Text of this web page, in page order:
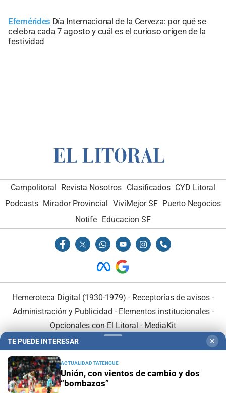
Efemérides Día Internacional de la Cerveza: por qué se
celebra cada 7 agosto y cuál es el curioso origen de la
festividad
Campolitoral Revista Nosotros Clasificados CYD Litoral
Podcasts Mirador Provincial VivíMejor SF Puerto Negocios
Notife Educacion SF
Hemeroteca Digital (1930-1979) - Receptorías de avisos -
Administración y Publicidad - Elementos institucionales-
Opcionales con El Litoral - MediaKit
TE PUEDE INTERESAR ✕
ACTUALIDAD TATENGUE
Unión, con vientos de cambio y dos
“bombazos”